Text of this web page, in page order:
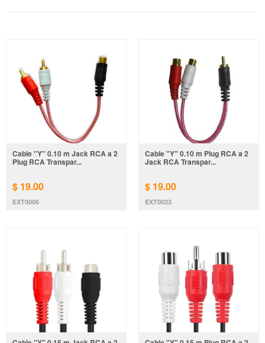
Cable "Y" 0.10 m Jack RCA a 2
Plug RCA Transpar...
$ 19.00
EXT0006
Cable "Y" 0.10 m Plug RCA a 2
Jack RCA Transpar...
$ 19.00
EXT0023